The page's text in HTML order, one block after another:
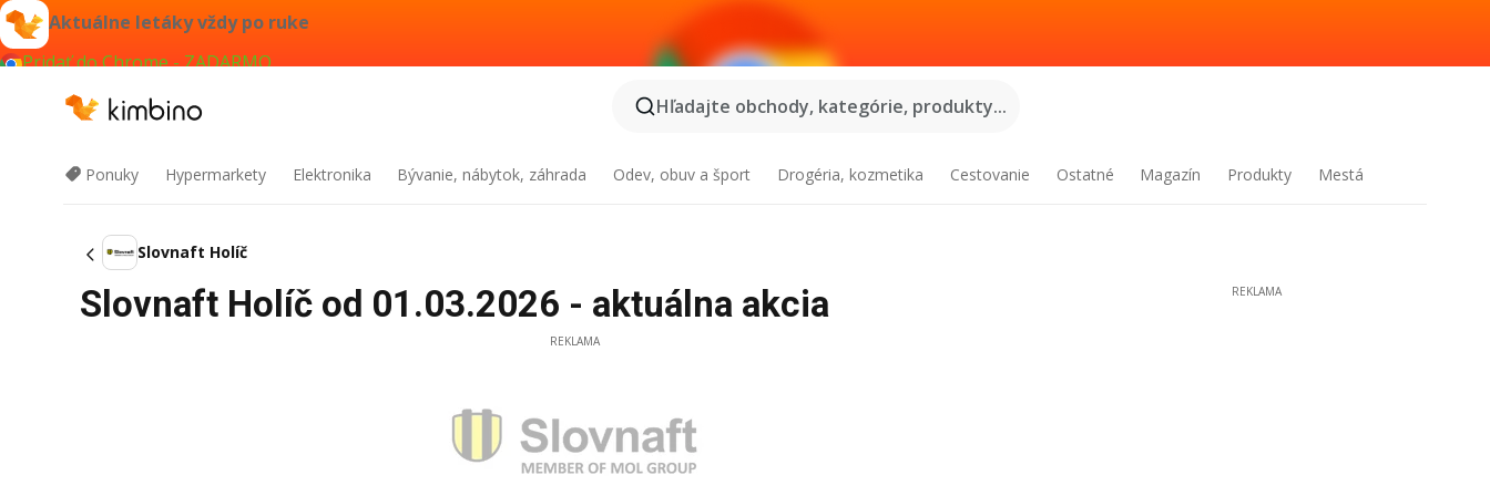
Aktuálne letáky vždy po ruke
Pridať do Chrome - ZADARMO
Hľadajte obchody, kategórie, produkty...
Ponuky Hypermarkety Elektronika Bývanie, nábytok, záhrada Odev, obuv a šport Drogéria, kozmetika Cestovanie Ostatné Magazín Produkty Mestá
Slovnaft Holíč
Slovnaft Holíč od 01.03.2026 - aktuálna akcia
REKLAMA
REKLAMA